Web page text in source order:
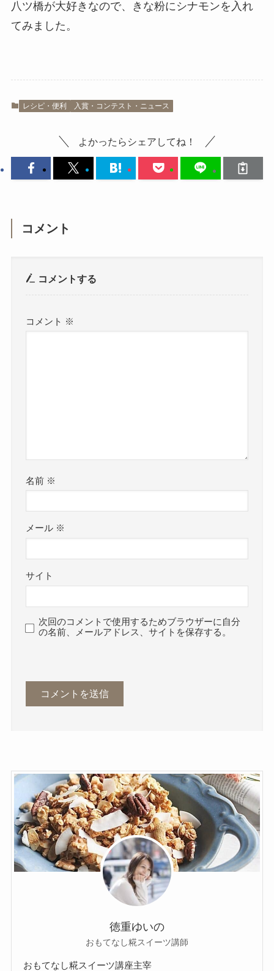
八ツ橋が大好きなので、きな粉にシナモンを入れ
てみました。
レシピ・便利 入賞・コンテスト・ニュース
よかったらシェアしてね！
コメント
コメントする
コメント ※
名前 ※
メール ※
サイト
次回のコメントで使用するためブラウザーに自分
の名前、メールアドレス、サイトを保存する。
徳重ゆいの
おもてなし糀スイーツ講師
おもてなし糀スイーツ講座主宰